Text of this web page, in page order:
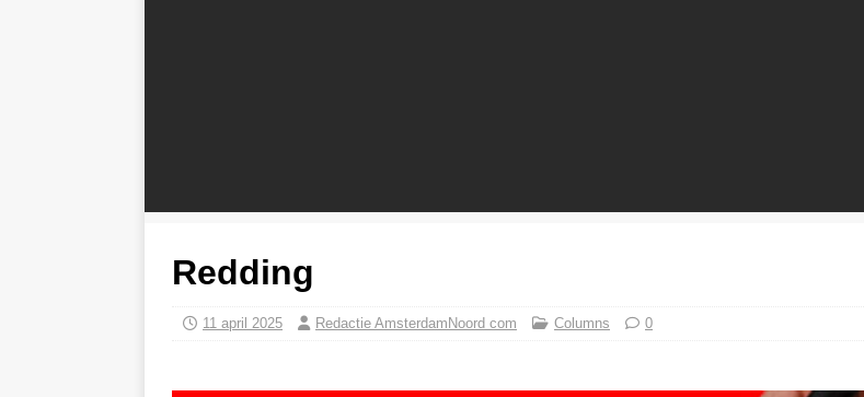
Redding
11 april 2025 Redactie AmsterdamNoord com Columns 0